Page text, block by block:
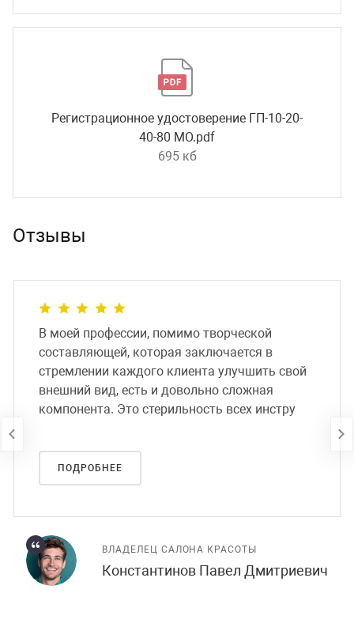
Регистрационное удостоверение ГП-10-20-
40-80 МО.pdf
695 кб
Отзывы
В моей профессии, помимо творческой
составляющей, которая заключается в
стремлении каждого клиента улучшить свой
внешний вид, есть и довольно сложная
компонента. Это стерильность всех инстру
ПОДРОБНЕЕ
ВЛАДЕЛЕЦ САЛОНА КРАСОТЫ
Константинов Павел Дмитриевич